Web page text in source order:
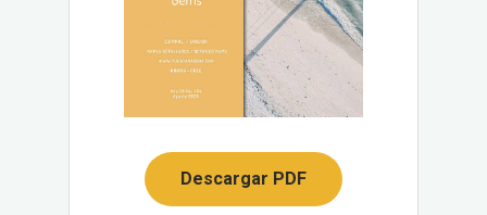
Descargar PDF